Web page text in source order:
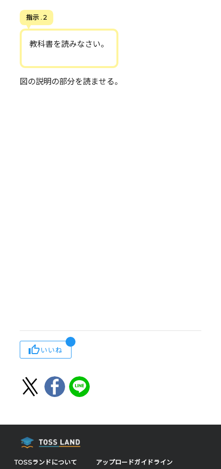
指示 . 2
教科書を読みなさい。
図の説明の部分を読ませる。
いいね
TOSSランドについて アップロードガイドライン